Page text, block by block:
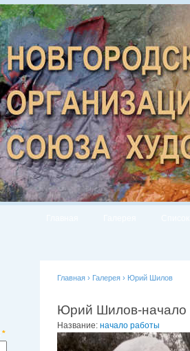
*
Главная › Галерея › Юрий Шилов
Юрий Шилов-начало
Название: начало работы